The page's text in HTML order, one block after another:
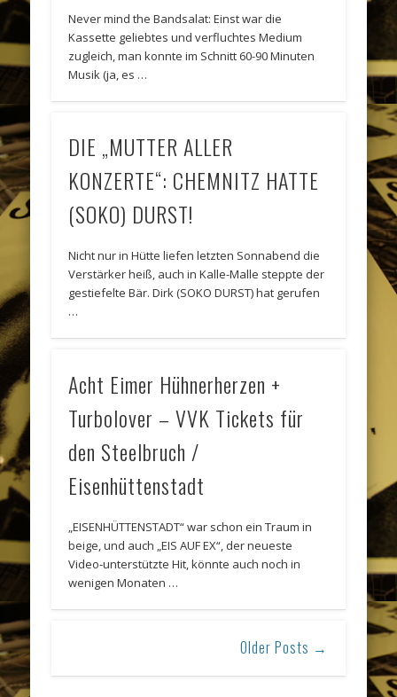
Never mind the Bandsalat: Einst war die
Kassette geliebtes und verfluchtes Medium
zugleich, man konnte im Schnitt 60-90 Minuten
Musik (ja, es …
DIE „MUTTER ALLER
KONZERTE“: CHEMNITZ HATTE
(SOKO) DURST!
Nicht nur in Hütte liefen letzten Sonnabend die
Verstärker heiß, auch in Kalle-Malle steppte der
gestiefelte Bär. Dirk (SOKO DURST) hat gerufen
…
Acht Eimer Hühnerherzen +
Turbolover – VVK Tickets für
den Steelbruch /
Eisenhüttenstadt
„EISENHÜTTENSTADT“ war schon ein Traum in
beige, und auch „EIS AUF EX“, der neueste
Video-unterstützte Hit, könnte auch noch in
wenigen Monaten …
Older Posts →